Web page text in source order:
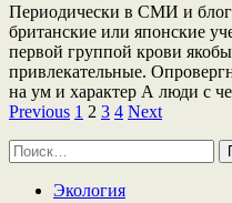
Периодически в СМИ и
британские или японские
первой группой крови
привлекательные.
на ум и характер А люди с
Пагинация
записей
Previous 1 2 3 4 Next
Найти:
Экология